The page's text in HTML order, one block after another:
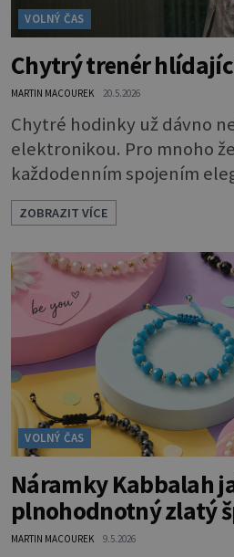
VOLNÝ ČAS
Chytrý trenér
MARTIN MACOUREK 20.5.2026
Chytré hodinky už dávno
elektronikou. Pro mnoho
každodenním spojením
životního stylu a
Huawei dnes ukazuje, že
působit stejně stylově jako
současně nabídnout
funkce pro péči o zdraví i
Elegantní design, tenké
materiály a
ZOBRAZIT VÍCE
VOLNÝ ČAS
Náramky Kabbalah
plnohodnotný zlatý
MARTIN MACOUREK 9.5.2026